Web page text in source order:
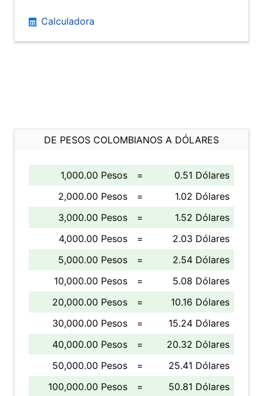
Calculadora
DE PESOS COLOMBIANOS A DÓLARES
1,000.00 Pesos =
0.51 Dólares
2,000.00 Pesos
=
1.02 Dólares
3,000.00 Pesos
=
1.52 Dólares
4,000.00 Pesos
=
2.03 Dólares
5,000.00 Pesos
=
2.54 Dólares
10,000.00 Pesos
=
5.08 Dólares
20,000.00 Pesos
=
10.16 Dólares
30,000.00 Pesos
=
15.24 Dólares
40,000.00 Pesos
=
20.32 Dólares
50,000.00 Pesos
=
25.41 Dólares
100,000.00 Pesos
= 50.81 Dólares